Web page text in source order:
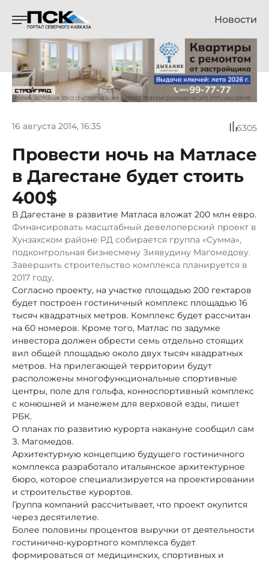
Новости
16 августа 2014, 16:35 6305
Провести ночь на Матласе
в Дагестане будет стоить
400$
В Дагестане в развитие Матласа вложат 200 млн евро.
Финансировать масштабный девелоперский проект в
Хунзахском районе РД собирается группа «Сумма»,
подконтрольная бизнесмену Зиявудину Магомедову.
Завершить строительство комплекса планируется в
2017 году.
Согласно проекту, на участке площадью 200 гектаров
будет построен гостиничный комплекс площадью 16
тысяч квадратных метров. Комплекс будет рассчитан
на 60 номеров. Кроме того, Матлас по задумке
инвестора должен обрести семь отдельно стоящих
вил общей площадью около двух тысяч квадратных
метров. На прилегающей территории будут
расположены многофункциональные спортивные
центры, поле для гольфа, конноспортивный комплекс
с конюшней и манежем для верховой езды, пишет
РБК.
О планах по развитию курорта накануне сообщил сам
З. Магомедов.
Архитектурную концепцию будущего гостиничного
комплекса разработало итальянское архитектурное
бюро, которое специализируется на проектировании
и строительстве курортов.
Группа компаний рассчитывает, что проект окупится
через десятилетие.
Более половины процентов выручки от деятельности
гостинично-курортного комплекса будет
формироваться от медицинских, спортивных и